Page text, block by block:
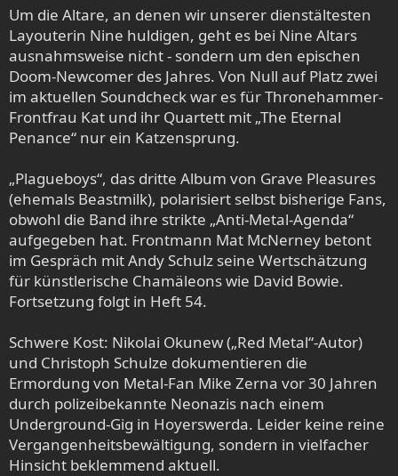
Um die Altare, an denen wir unserer dienstältesten
Layouterin Nine huldigen, geht es bei Nine Altars
ausnahmsweise nicht - sondern um den epischen
Doom-Newcomer des Jahres. Von Null auf Platz zwei
im aktuellen Soundcheck war es für Thronehammer-
Frontfrau Kat und ihr Quartett mit „The Eternal
Penance“ nur ein Katzensprung.
„Plagueboys“, das dritte Album von Grave Pleasures
(ehemals Beastmilk), polarisiert selbst bisherige Fans,
obwohl die Band ihre strikte „Anti-Metal-Agenda“
aufgegeben hat. Frontmann Mat McNerney betont
im Gespräch mit Andy Schulz seine Wertschätzung
für künstlerische Chamäleons wie David Bowie.
Fortsetzung folgt in Heft 54.
Schwere Kost: Nikolai Okunew („Red Metal“-Autor)
und Christoph Schulze dokumentieren die
Ermordung von Metal-Fan Mike Zerna vor 30 Jahren
durch polizeibekannte Neonazis nach einem
Underground-Gig in Hoyerswerda. Leider keine reine
Vergangenheitsbewältigung, sondern in vielfacher
Hinsicht beklemmend aktuell.